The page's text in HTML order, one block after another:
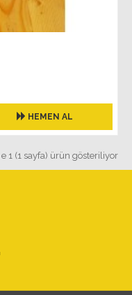
HEMEN AL
e 1 (1 sayfa) ürün gösteriliyor